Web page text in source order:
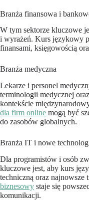
Branża finansowa i
W tym sektorze kluczowe
i wyrażeń. Kurs językowy
finansami, księgowością
Branża medyczna
Lekarze i personel
terminologii medycznej
kontekście
dla firm online mogą być
do zasobów globalnych.
Branża IT i nowe
Dla programistów i osób
kluczowe jest, aby kurs
techniczną oraz
biznesowy staje się
komunikacji.